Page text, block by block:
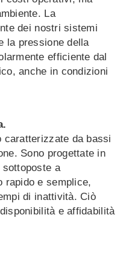
La
dei nostri sistemi
la pressione della
efficiente dal
anche in condizioni
.
caratterizzate da bassi
Sono progettate in
sottoposte a
rapido e semplice,
di inattività. Ciò
e affidabilità